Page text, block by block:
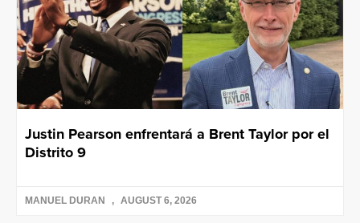
Justin Pearson enfrentará a Brent Taylor por el
Distrito 9
MANUEL DURAN AUGUST 6, 2026